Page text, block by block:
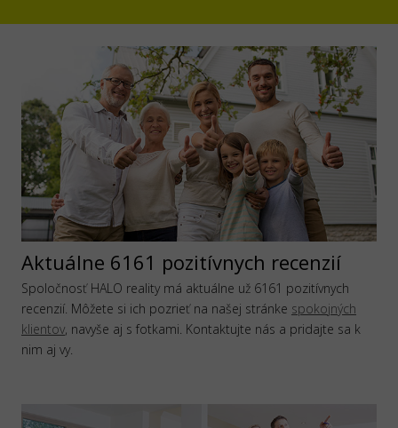
Aktuálne 6161 pozitívnych recenzií
Spoločnosť HALO reality má aktuálne už 6161 pozitívnych
recenzií. Môžete si ich pozrieť na našej stránke spokojných
klientov, navyše aj s fotkami. Kontaktujte nás a pridajte sa k
nim aj vy.